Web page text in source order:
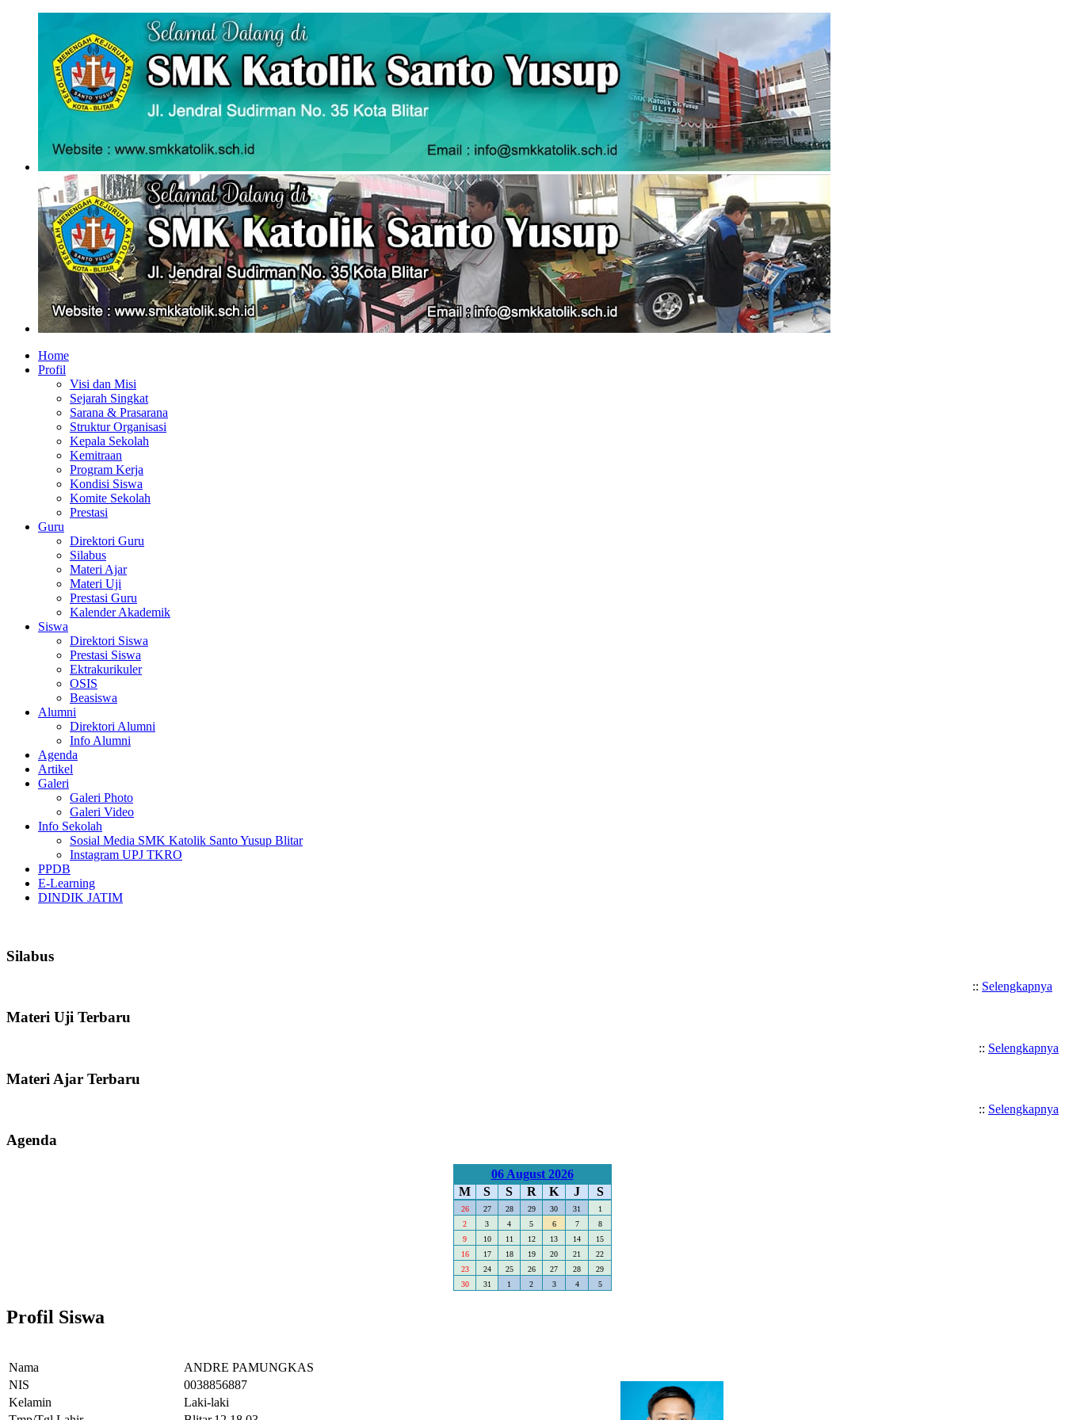
Home
Profil
Visi dan Misi
Sejarah Singkat
Sarana & Prasarana
Struktur Organisasi
Kepala Sekolah
Kemitraan
Program Kerja
Kondisi Siswa
Komite Sekolah
Prestasi
Guru
Direktori Guru
Silabus
Materi Ajar
Materi Uji
Prestasi Guru
Kalender Akademik
Siswa
Direktori Siswa
Prestasi Siswa
Ektrakurikuler
OSIS
Beasiswa
Alumni
Direktori Alumni
Info Alumni
Agenda
Artikel
Galeri
Galeri Photo
Galeri Video
Info Sekolah
Sosial Media SMK Katolik Santo Yusup Blitar
Instagram UPJ TKRO
PPDB
E-Learning
DINDIK JATIM
Silabus
:: Selengkapnya
Materi Uji Terbaru
:: Selengkapnya
Materi Ajar Terbaru
:: Selengkapnya
Agenda
06 August 2026
M
S S R K J S
26 27 28 29 30 31
1
2
3 4 5 6 7
8
9
10 11 12 13 14
15
16
17 18 19 20 21
22
23
24 25 26 27 28
29
30
31 1 2 3 4 5
Profil Siswa
Nama
ANDRE PAMUNGKAS
NIS
0038856887
Kelamin
Laki-laki